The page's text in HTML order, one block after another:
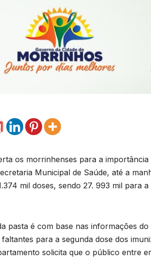
os morrinhenses para a
Municipal de Saúde, até a
mil doses, sendo 27. 993 mil para
pasta é com base nas informações
para a segunda dose dos
solicita que o público entre